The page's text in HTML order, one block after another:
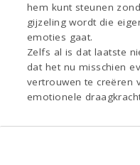
hem kunt steunen
gijzeling wordt die
emoties gaat.
Zelfs al is dat laatste
dat het nu misschien
vertrouwen te creëren
emotionele